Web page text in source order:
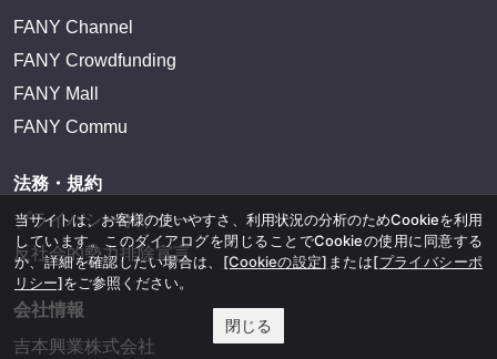
FANY Channel
FANY Crowdfunding
FANY Mall
FANY Commu
法務・規約
プライバシーポリシー
反社会的勢力排除宣言
会社情報
吉本興業株式会社
当サイトは、お客様の使いやすさ、利用状況の分析のためCookieを利用
しています。このダイアログを閉じることでCookieの使用に同意する
か、詳細を確認したい場合は、 [Cookieの設定] または[プライバシーポ
リシー]をご参照ください。
閉じる